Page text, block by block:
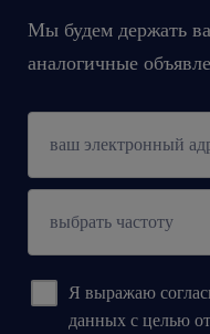
Агентство
дана пропозиція
старше 18 років
#talentcenter
предложение /
Мы будем держать
аналогичные
Я выражаю
данных с целью